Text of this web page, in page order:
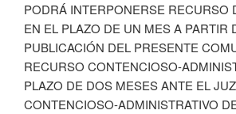
PODRÁ INTERPONERSE RECURSO
EN EL PLAZO DE UN MES A PARTIR
PUBLICACIÓN DEL PRESENTE
RECURSO CONTENCIOSO-
PLAZO DE DOS MESES ANTE EL
CONTENCIOSO-ADMINISTRATIVO